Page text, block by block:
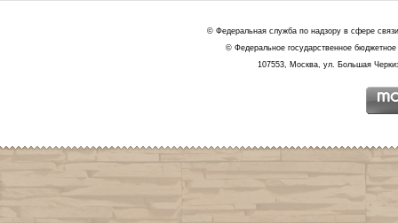
© Федеральная служба по надзору в сфере
© Федеральное государственное
107553, Москва, ул. Большая